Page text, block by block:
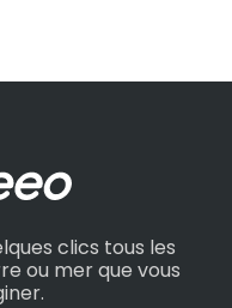
clics tous les
ou mer que vous